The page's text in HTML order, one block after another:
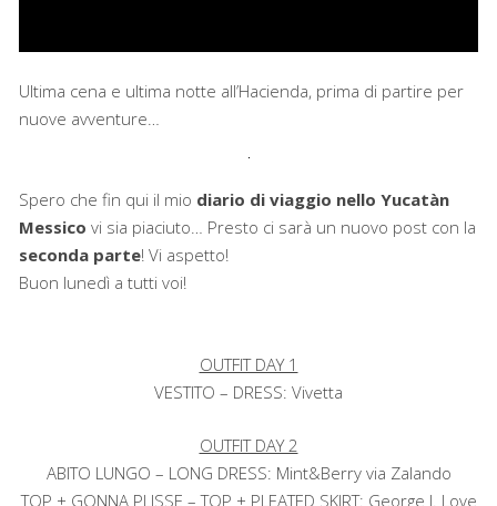
Ultima cena e ultima notte all’Hacienda, prima di partire per
nuove avventure…
Spero che fin qui il mio diario di viaggio nello Yucatàn
Messico vi sia piaciuto… Presto ci sarà un nuovo post con la
seconda parte! Vi aspetto!
Buon lunedì a tutti voi!
OUTFIT DAY 1
VESTITO – DRESS: Vivetta
OUTFIT DAY 2
ABITO LUNGO – LONG DRESS: Mint&Berry via Zalando
TOP + GONNA PLISSE – TOP + PLEATED SKIRT: George J. Love